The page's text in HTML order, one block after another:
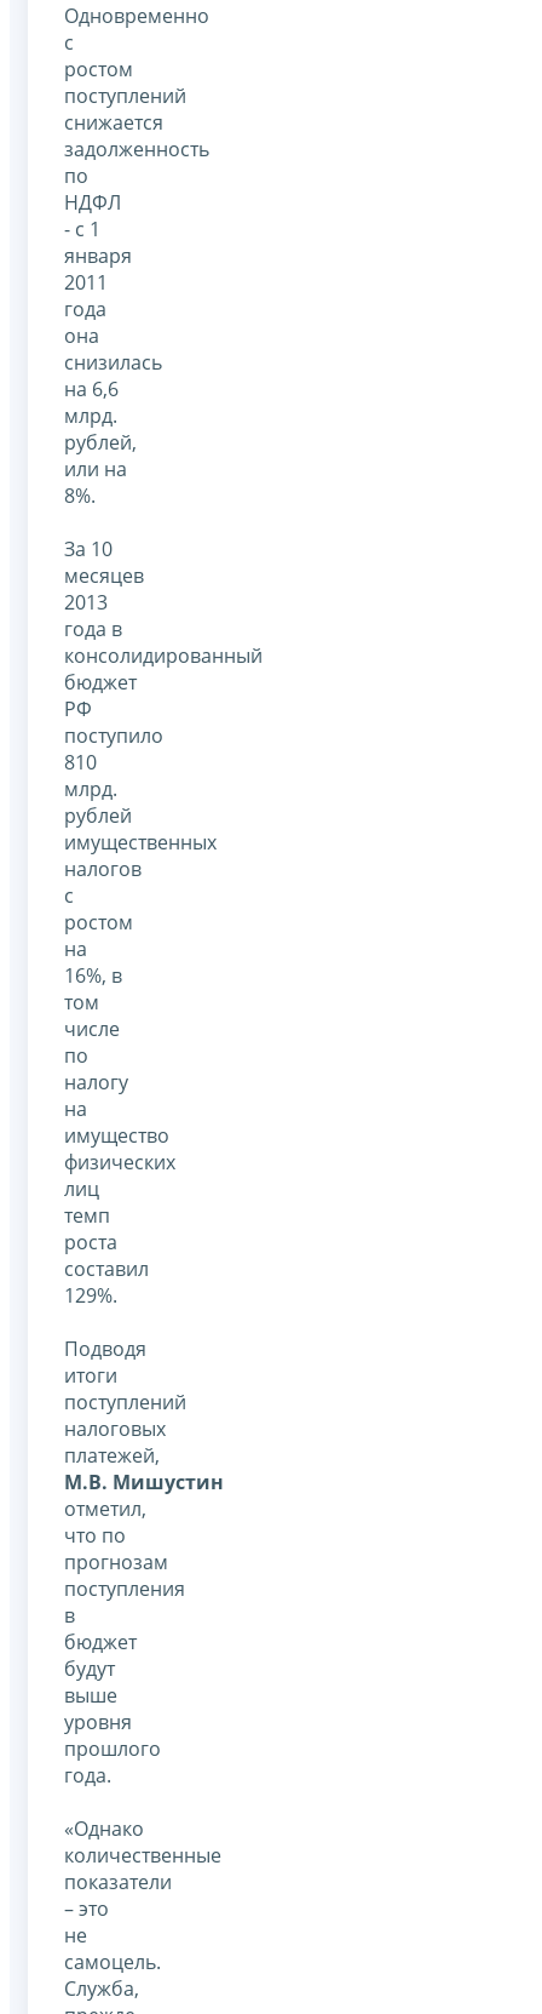
Одновременно
с
ростом
поступлений
снижается
задолженность
по
НДФЛ
- с 1
января
2011
года
она
снизилась
на 6,6
млрд.
рублей,
или на
8%.
За 10
месяцев
2013
года в
консолидированный
бюджет
РФ
поступило
810
млрд.
рублей
имущественных
налогов
с
ростом
на
16%, в
том
числе
по
налогу
на
имущество
физических
лиц
темп
роста
составил
129%.
Подводя
итоги
поступлений
налоговых
платежей,
М.В. Мишустин
отметил,
что по
прогнозам
поступления
в
бюджет
будут
выше
уровня
прошлого
года.
«Однако
количественные
показатели
– это
не
самоцель.
Служба,